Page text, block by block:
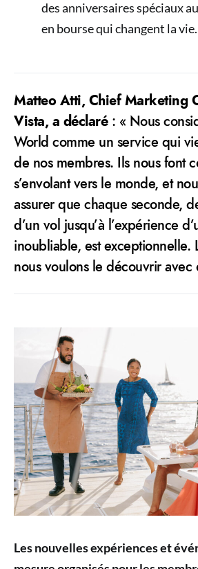
des anniversaires spéciaux
en bourse qui changent la vie.
Matteo Atti, Chief Marketing
Vista, a déclaré : « Nous
World comme un service qui
de nos membres. Ils nous font
s’envolant vers le monde, et
assurer que chaque seconde,
d’un vol jusqu’à l’expérience
inoubliable, est exceptionnelle.
nous voulons le découvrir avec
Les nouvelles expériences et